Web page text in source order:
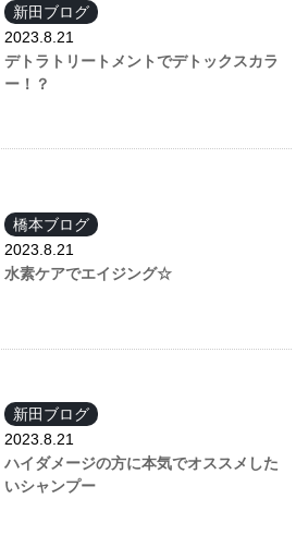
新田ブログ
2023.8.21
デトラトリートメントでデトックスカラ
ー！？
橋本ブログ
2023.8.21
水素ケアでエイジング☆
新田ブログ
2023.8.21
ハイダメージの方に本気でオススメした
いシャンプー